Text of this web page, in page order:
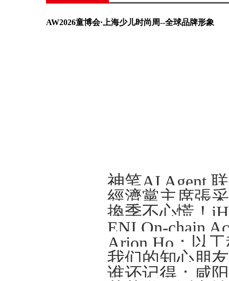
AW2026童博会·上海少儿时尚周--全球品牌形象
Arion Ho：以
我们的知心朋
谁还记得：咸